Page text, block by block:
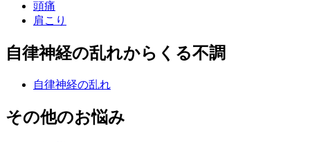
頭痛
肩こり
自律神経の乱れからくる不調
自律神経の乱れ
その他のお悩み